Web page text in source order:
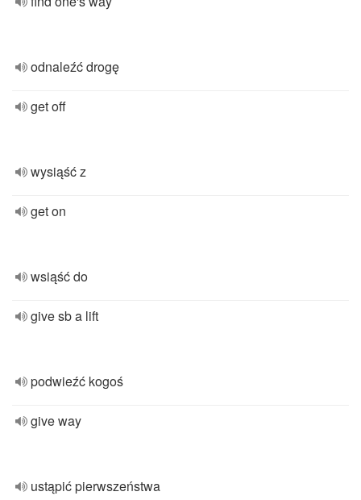
odnaleźć drogę
get off
wysiąść z
get on
wsiąść do
give sb a lift
podwieźć kogoś
give way
ustąpić pierwszeństwa